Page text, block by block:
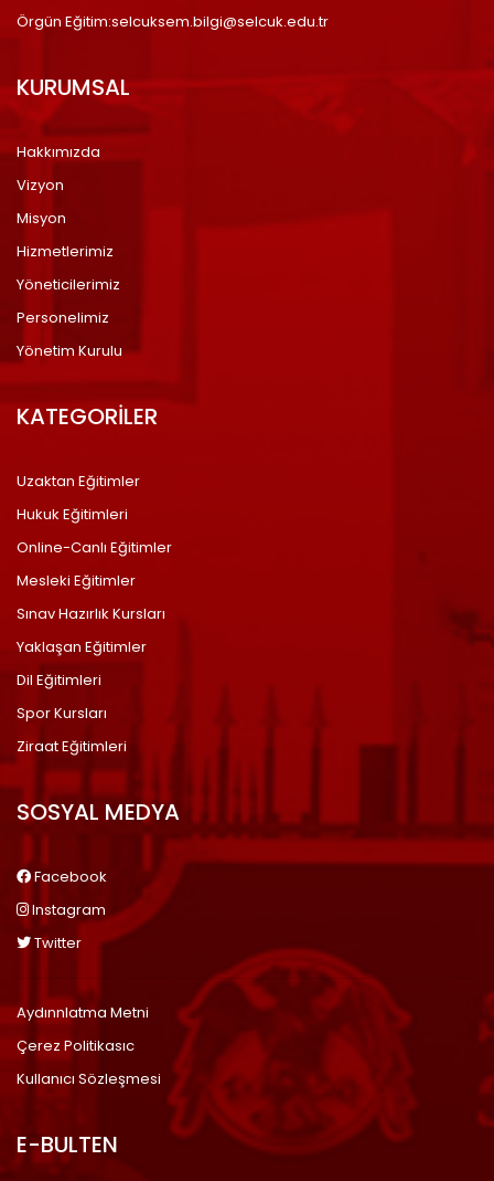
Örgün Eğitim:selcuksem.bilgi@selcuk.edu.tr
KURUMSAL
Hakkımızda
Vizyon
Misyon
Hizmetlerimiz
Yöneticilerimiz
Personelimiz
Yönetim Kurulu
KATEGORİLER
Uzaktan Eğitimler
Hukuk Eğitimleri
Online-Canlı Eğitimler
Mesleki Eğitimler
Sınav Hazırlık Kursları
Yaklaşan Eğitimler
Dil Eğitimleri
Spor Kursları
Ziraat Eğitimleri
SOSYAL MEDYA
Facebook
Instagram
Twitter
Aydınnlatma Metni
Çerez Politikasıc
Kullanıcı Sözleşmesi
E-BULTEN